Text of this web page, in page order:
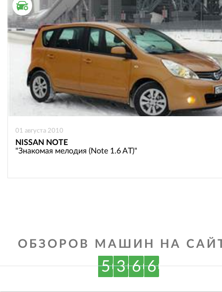
ТЕСТ ДРАЙВ
01 августа 2010
NISSAN NOTE
"Знакомая мелодия (Note 1.6 AT)"
ОБЗОРОВ МАШИН НА
5 3 6 6